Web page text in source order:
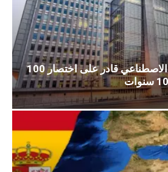
البنك الدولي: الذكاء الاصطناعي قادر على اختصار 100